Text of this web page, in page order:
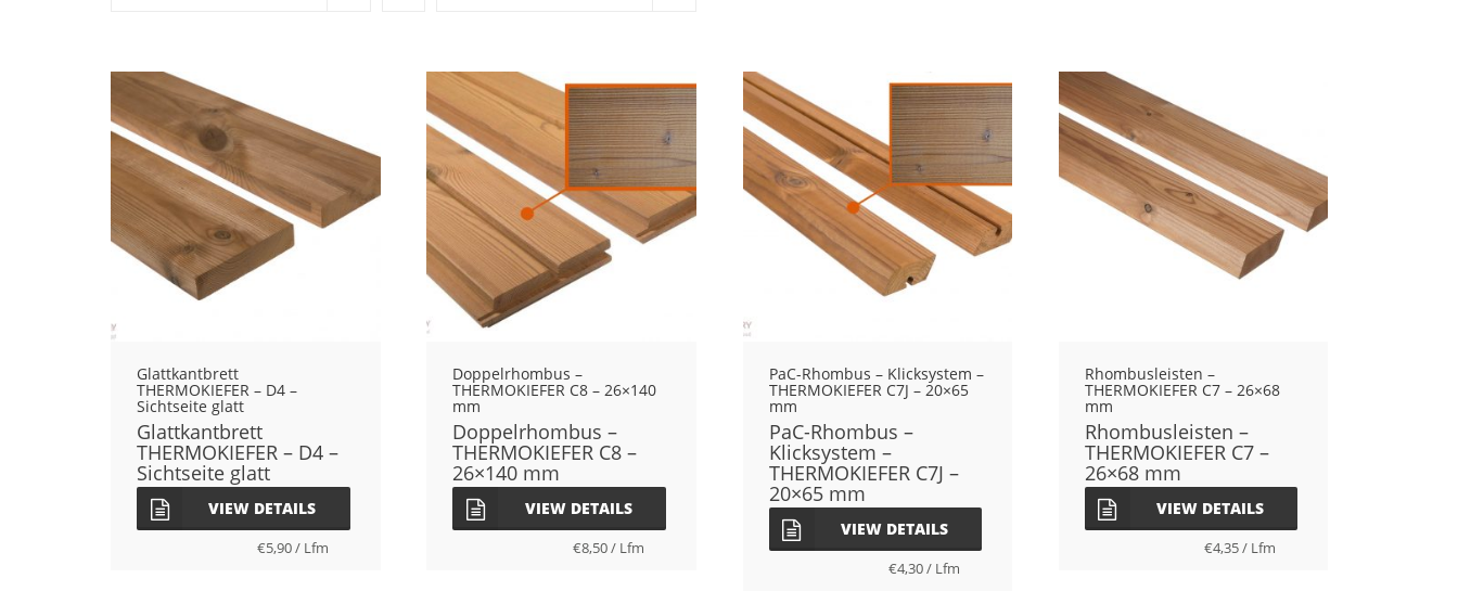
Glattkantbrett
THERMOKIEFER – D4 –
Sichtseite glatt
Glattkantbrett
THERMOKIEFER – D4 –
Sichtseite glatt
VIEW DETAILS
€5,90/ Lfm
Doppelrhombus –
THERMOKIEFER C8 – 26×140
mm
Doppelrhombus –
THERMOKIEFER C8 –
26×140 mm
VIEW DETAILS
€8,50/ Lfm
PaC-Rhombus – Klicksystem –
THERMOKIEFER C7J – 20×65
mm
PaC-Rhombus –
Klicksystem –
THERMOKIEFER C7J –
20×65 mm
VIEW DETAILS
€4,30/ Lfm
Rhombusleisten –
THERMOKIEFER C7 – 26×68
mm
Rhombusleisten –
THERMOKIEFER C7 –
26×68 mm
VIEW DETAILS
€4,35/ Lfm